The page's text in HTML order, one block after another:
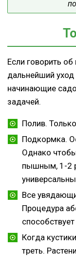
Если говорить
дальнейший
начинающие
задачей.
Полив.
Подкормка.
Однако
пышным, 1-2
Все
Процедура
Когда
треть.